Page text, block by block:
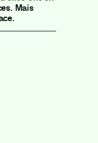
Mais